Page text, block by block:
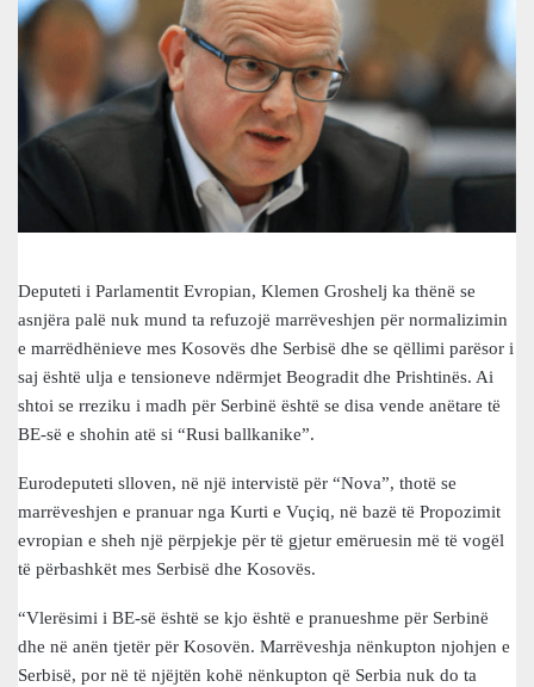
Deputeti i Parlamentit Evropian, Klemen Groshelj ka thënë se
asnjëra palë nuk mund ta refuzojë marrëveshjen për normalizimin
e marrëdhënieve mes Kosovës dhe Serbisë dhe se qëllimi parësor i
saj është ulja e tensioneve ndërmjet Beogradit dhe Prishtinës. Ai
shtoi se rreziku i madh për Serbinë është se disa vende anëtare të
BE-së e shohin atë si “Rusi ballkanike”.
Eurodeputeti slloven, në një intervistë për “Nova”, thotë se
marrëveshjen e pranuar nga Kurti e Vuçiq, në bazë të Propozimit
evropian e sheh një përpjekje për të gjetur emëruesin më të vogël
të përbashkët mes Serbisë dhe Kosovës.
“Vlerësimi i BE-së është se kjo është e pranueshme për Serbinë
dhe në anën tjetër për Kosovën. Marrëveshja nënkupton njohjen e
Serbisë, por në të njëjtën kohë nënkupton që Serbia nuk do ta